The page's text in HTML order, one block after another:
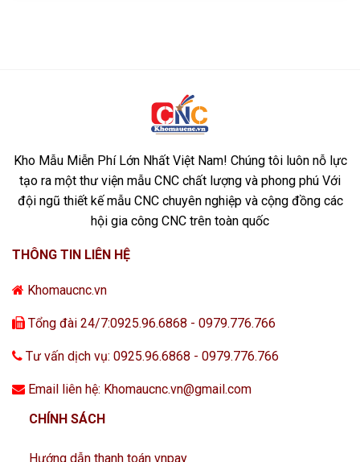
Kho Mẫu Miễn Phí Lớn Nhất Việt Nam! Chúng tôi luôn nỗ lực
tạo ra một thư viện mẫu CNC chất lượng và phong phú Với
đội ngũ thiết kế mẫu CNC chuyên nghiệp và cộng đồng các
hội gia công CNC trên toàn quốc
THÔNG TIN LIÊN HỆ
Khomaucnc.vn
Tổng đài 24/7:0925.96.6868 - 0979.776.766
Tư vấn dịch vụ: 0925.96.6868 - 0979.776.766
Email liên hệ: Khomaucnc.vn@gmail.com
CHÍNH SÁCH
Hướng dẫn thanh toán vnpay